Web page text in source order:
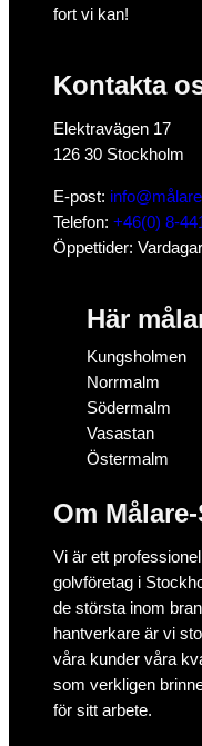
fort vi kan!
Kontakta
Elektravägen 17
126 30 Stockholm
E-post:
Telefon: +46(0) 8-
Öppettider:
Här
Kungsholmen
Norrmalm
Södermalm
Vasastan
Östermalm
Om
Vi är ett
golvföretag i
de största inom
hantverkare är vi
våra kunder våra
som verkligen
för sitt arbete.